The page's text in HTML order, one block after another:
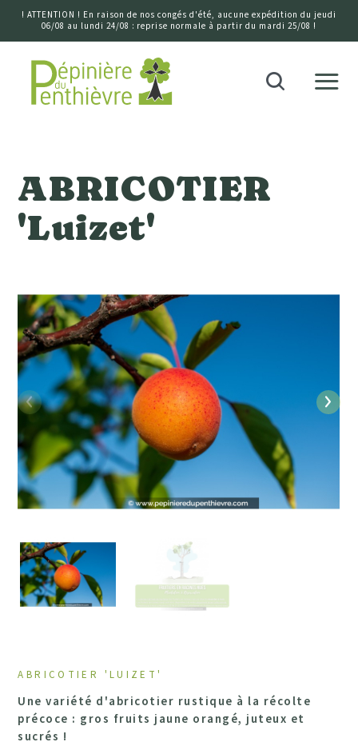
! ATTENTION ! En raison de nos congés d'été, aucune expédition du jeudi
06/08 au lundi 24/08 : reprise normale à partir du mardi 25/08 !
Accueil
Précédent
ABRICOTIER
'Luizet'
ABRICOTIER 'LUIZET'
Une variété d'abricotier rustique à la récolte
précoce : gros fruits jaune orangé, juteux et
sucrés !